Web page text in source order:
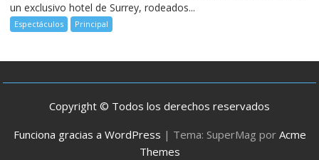
un exclusivo hotel de Surrey, rodeados...
Espectáculos Principal
Copyright © Todos los derechos reservados
Funciona gracias a WordPress | Tema: SuperMag por Acme
Themes